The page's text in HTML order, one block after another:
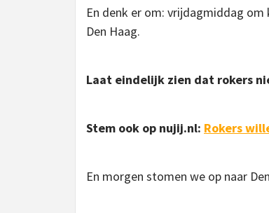
En denk er om: vrijdagmiddag
Den Haag.
Laat eindelijk zien dat rokers
Stem ook op nujij.nl: Rokers
En morgen stomen we op naar